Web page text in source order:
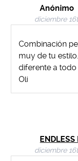
Anónimo
diciembre
Combinación
muy de tu
diferente a
Oli
ENDLESS
diciembre